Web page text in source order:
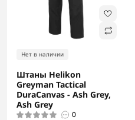
Нет в наличии
Штаны Helikon
Greyman Tactical
DuraCanvas - Ash Grey,
Ash Grey
0